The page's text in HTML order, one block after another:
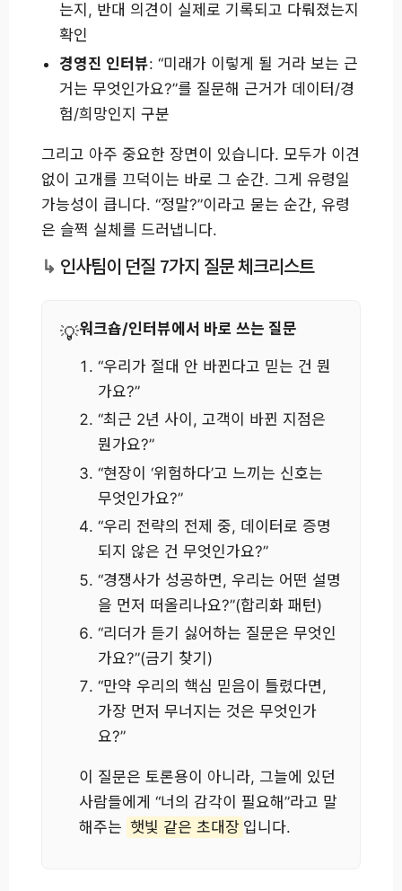
는지, 반대 의견이 실제로 기록되고 다뤄졌는지
확인
경영진 인터뷰: “미래가 이렇게 될 거라 보는 근
거는 무엇인가요?”를 질문해 근거가 데이터/경
험/희망인지 구분
그리고 아주 중요한 장면이 있습니다. 모두가 이견
없이 고개를 끄덕이는 바로 그 순간. 그게 유령일
가능성이 큽니다. “정말?”이라고 묻는 순간, 유령
은 슬쩍 실체를 드러냅니다.
인사팀이 던질 7가지 질문 체크리스트
워크숍/인터뷰에서 바로 쓰는 질문
“우리가 절대 안 바뀐다고 믿는 건 뭔
가요?”
“최근 2년 사이, 고객이 바뀐 지점은
뭔가요?”
“현장이 ‘위험하다’고 느끼는 신호는
무엇인가요?”
“우리 전략의 전제 중, 데이터로 증명
되지 않은 건 무엇인가요?”
“경쟁사가 성공하면, 우리는 어떤 설명
을 먼저 떠올리나요?”(합리화 패턴)
“리더가 듣기 싫어하는 질문은 무엇인
가요?”(금기 찾기)
“만약 우리의 핵심 믿음이 틀렸다면,
가장 먼저 무너지는 것은 무엇인가
요?”
이 질문은 토론용이 아니라, 그늘에 있던
사람들에게 “너의 감각이 필요해”라고 말
해주는 햇빛 같은 초대장 입니다.